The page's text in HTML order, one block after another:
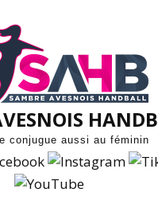
conjugue aussi au féminin